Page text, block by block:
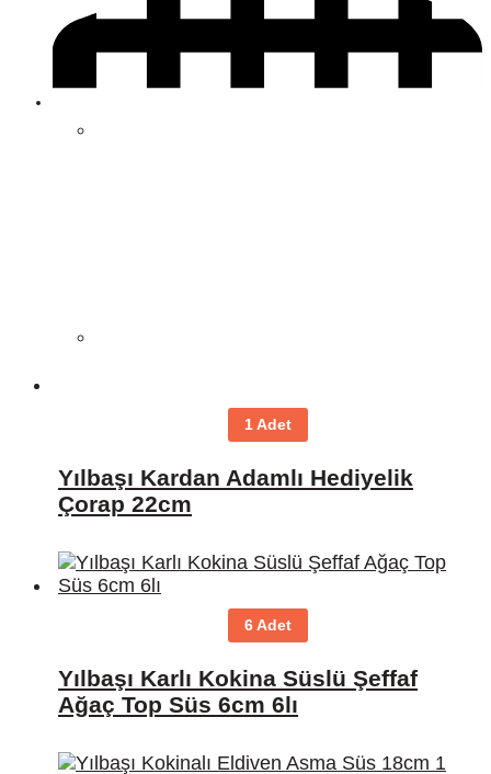
1 Adet
Yılbaşı Kardan Adamlı Hediyelik
Çorap 22cm
6 Adet
Yılbaşı Karlı Kokina Süslü Şeffaf
Ağaç Top Süs 6cm 6lı